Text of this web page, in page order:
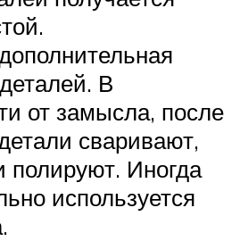
В
от замысла, после
сваривают,
Иногда
используется